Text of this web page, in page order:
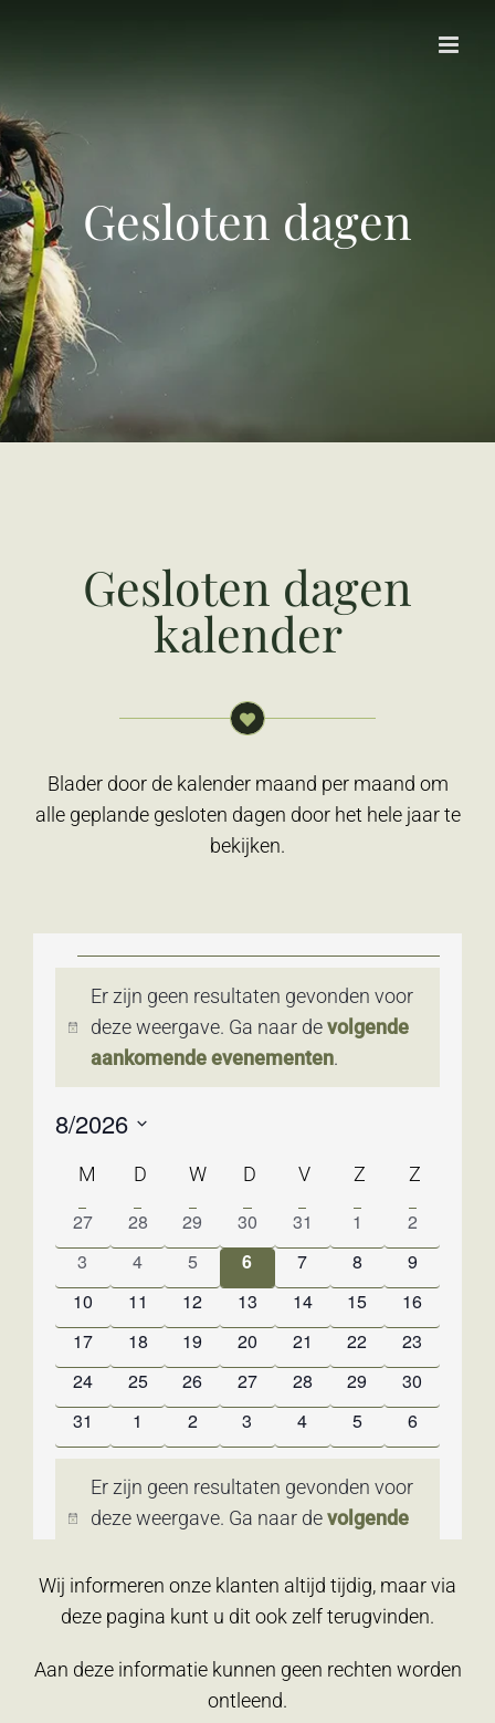
Gesloten dagen
Gesloten dagen
kalender
Blader door de kalender maand per maand om
alle geplande gesloten dagen door het hele jaar te
bekijken.
Wij informeren onze klanten altijd tijdig, maar via
deze pagina kunt u dit ook zelf terugvinden.
Aan deze informatie kunnen geen rechten worden
ontleend.